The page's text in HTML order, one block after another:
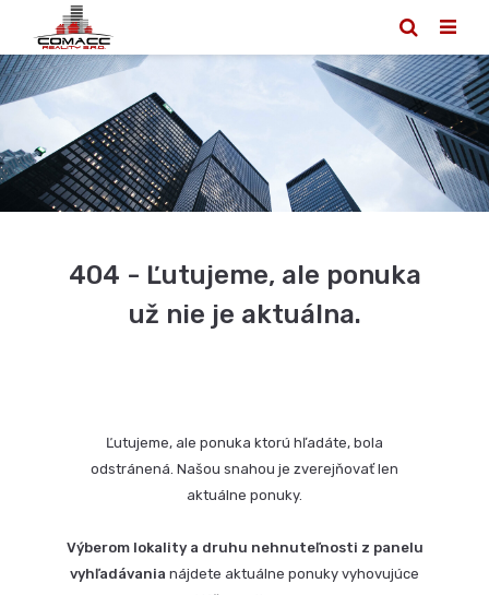
404 - Ľutujeme, ale ponuka
už nie je aktuálna.
Ľutujeme, ale ponuka ktorú hľadáte, bola
odstránená. Našou snahou je zverejňovať len
aktuálne ponuky.
Výberom lokality a druhu nehnuteľnosti z panelu
vyhľadávania nájdete aktuálne ponuky vyhovujúce